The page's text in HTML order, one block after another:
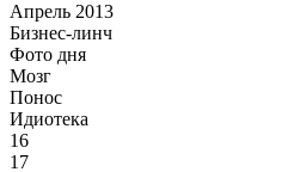
Апрель 2013
Бизнес-линч
Фото дня
Мозг
Понос
Идиотека
16
17